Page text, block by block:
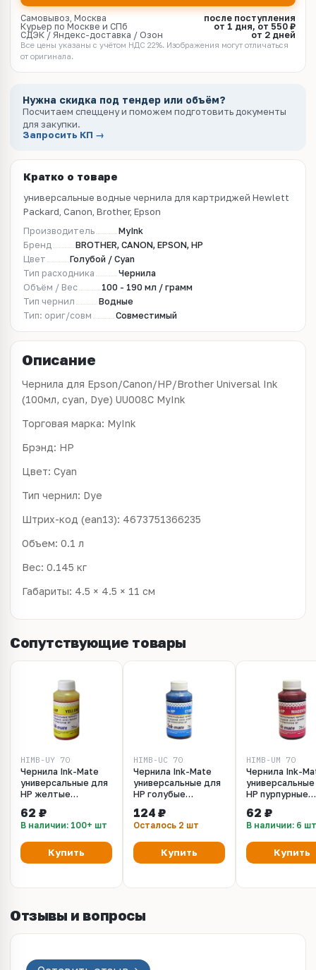
Самовывоз, Москва
после поступления
Курьер по Москве и СПб
от 1 дня, от 550 ₽
СДЭК / Яндекс-доставка / Озон
от 2 дней
Все цены указаны с учётом НДС 22%. Изображения могут отличаться
от оригинала.
Нужна скидка под тендер или объём?
Посчитаем спеццену и поможем подготовить документы
для закупки.
Запросить КП →
Кратко о товаре
универсальные водные чернила для картриджей Hewlett
Packard, Canon, Brother, Epson
Производитель
MyInk
Бренд
BROTHER, CANON, EPSON, HP
Цвет
Голубой / Cyan
Тип расходника
Чернила
Объём / Вес
100 - 190 мл / грамм
Тип чернил
Водные
Тип: ориг/совм
Совместимый
Описание
Чернила для Epson/Canon/HP/Brother Universal Ink
(100мл, cyan, Dye) UU008C MyInk
Торговая марка: MyInk
Брэнд: HP
Цвет: Cyan
Тип чернил: Dye
Штрих-код (ean13): 4673751366235
Объем: 0.1 л
Вес: 0.145 кг
Габариты: 4.5 × 4.5 × 11 см
Сопутствующие товары
HIMB-UY_70
Чернила Ink-Mate
универсальные для
HP желтые
70 мл.
62 ₽
В наличии: 100+ шт
Купить
HIMB-UC_70
Чернила Ink-Mate
универсальные для
HP голубые
70 мл.
124 ₽
Осталось 2 шт
Купить
HIMB-UM_70
Чернила Ink-
HP пурпурные
70 мл.
62 ₽
В наличии: 6 шт
Купить
Отзывы и вопросы